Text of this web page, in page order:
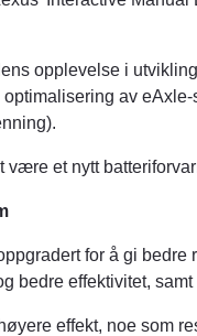
opplevelse i
av
være et nytt
for å gi
bedre effektivitet,
effekt, noe som